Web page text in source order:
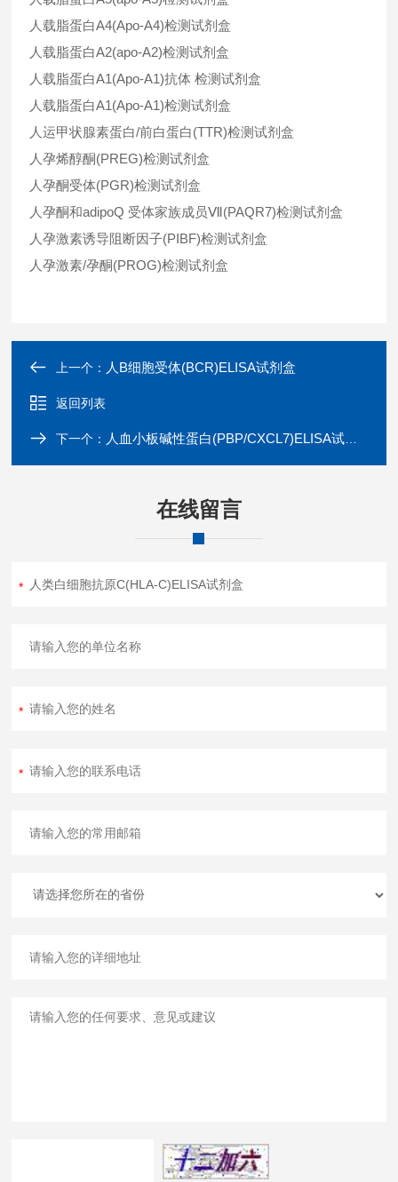
人载脂蛋白A4(Apo-A4)检测试剂盒
人载脂蛋白A2(apo-A2)检测试剂盒
人载脂蛋白A1(Apo-A1)抗体 检测试剂盒
人载脂蛋白A1(Apo-A1)检测试剂盒
人运甲状腺素蛋白/前白蛋白(TTR)检测试剂盒
人孕烯醇酮(PREG)检测试剂盒
人孕酮受体(PGR)检测试剂盒
人孕酮和adipoQ 受体家族成员Ⅶ(PAQR7)检测试剂盒
人孕激素诱导阻断因子(PIBF)检测试剂盒
人孕激素/孕酮(PROG)检测试剂盒
上一个： 人B细胞受体(BCR)ELISA试剂盒
返回列表
下一个： 人血小板碱性蛋白(PBP/CXCL7)ELISA试剂盒
在线留言